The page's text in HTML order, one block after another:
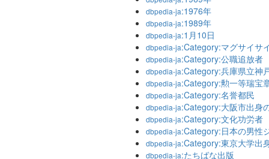
dbpedia-ja:1976年
dbpedia-ja:1989年
dbpedia-ja:1月10日
dbpedia-ja:Category:マグサイサ
dbpedia-ja:Category:公職追放者
dbpedia-ja:Category:兵庫県立神
dbpedia-ja:Category:勲一等瑞宝
dbpedia-ja:Category:名誉都民
dbpedia-ja:Category:大阪市出身
dbpedia-ja:Category:文化功労者
dbpedia-ja:Category:日本の男性
dbpedia-ja:Category:東京大学出
dbpedia-ja:たちばな出版